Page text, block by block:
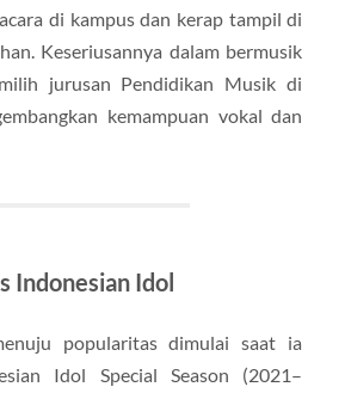
di kampus dan kerap tampil di
Keseriusannya dalam bermusik
jurusan Pendidikan Musik di
kemampuan vokal dan
Indonesian Idol
popularitas dimulai saat ia
Idol Special Season (2021–